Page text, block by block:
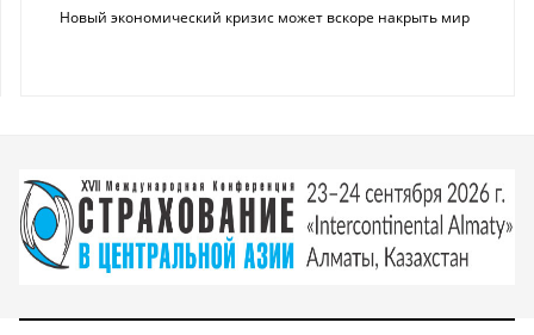
Новый экономический кризис может вскоре накрыть мир